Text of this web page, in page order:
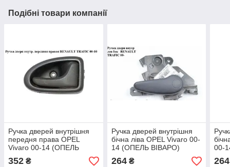
Подібні товари компанії
Ручка дверей внутрішня
передня права OPEL
Vivaro 00-14 (ОПЕЛЬ
ВІВАРО)
352 ₴
Ручка дверей внутрішня
бічна ліва OPEL Vivaro 00-
14 (ОПЕЛЬ ВІВАРО)
264₴
00-
264